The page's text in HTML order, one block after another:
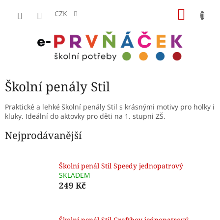
CZK
Školní penály Stil
Praktické a lehké školní penály Stil s krásnými motivy pro holky i
kluky. Ideální do aktovky pro děti na 1. stupni ZŠ.
Nejprodávanější
Školní penál Stil Speedy jednopatrový
SKLADEM
249 Kč